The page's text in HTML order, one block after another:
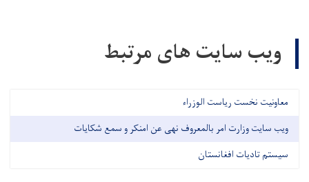
ویب سایت های مرتبط
معاونیت نخست ریاست الوزراء
ویب سایت وزارت امر بالمعروف نهی عن امنکر و سمع شکایات
سیستم تادیات افغانستان